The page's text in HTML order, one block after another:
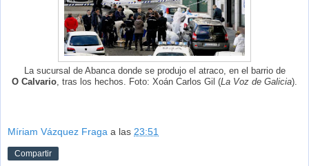
La sucursal de Abanca donde se produjo el atraco, en el barrio de
O Calvario , tras los hechos. Foto: Xoán Carlos Gil (La Voz de Galicia).
Míriam Vázquez Fraga a las 23:51
Compartir